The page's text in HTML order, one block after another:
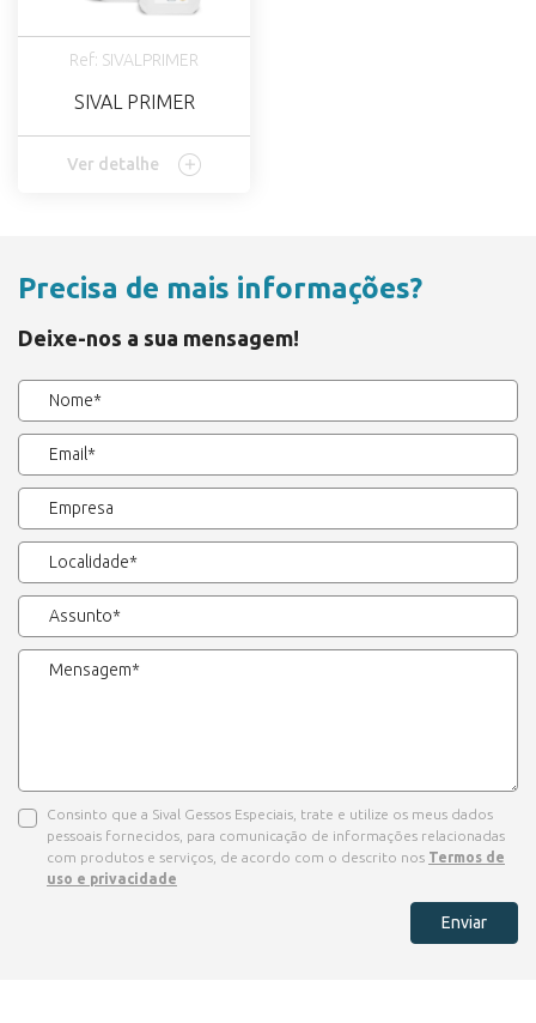
Ref: SIVALPRIMER
SIVAL PRIMER
Ver detalhe
Precisa de mais informações?
Deixe-nos a sua mensagem!
Consinto que a Sival Gessos Especiais, trate e utilize os meus dados
pessoais fornecidos, para comunicação de informações relacionadas
com produtos e serviços, de acordo com o descrito nos Termos de
uso e privacidade
Enviar